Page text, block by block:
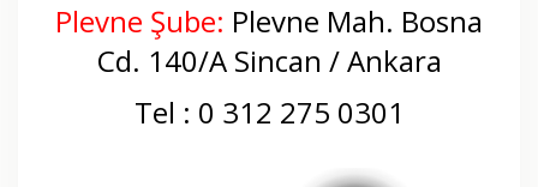
Plevne Şube: Plevne Mah. Bosna
Cd. 140/A Sincan / Ankara
Tel : 0 312 275 0301